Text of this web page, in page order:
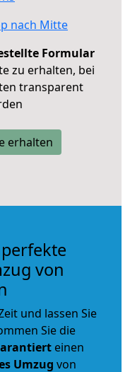
nach Mitte
Formular
zu erhalten, bei
transparent
erhalten
von
und lassen Sie
Sie die
einen
Umzug von